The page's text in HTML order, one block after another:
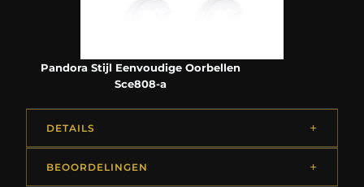
Pandora Stijl Eenvoudige Oorbellen
Sce808-a
DETAILS
BEOORDELINGEN